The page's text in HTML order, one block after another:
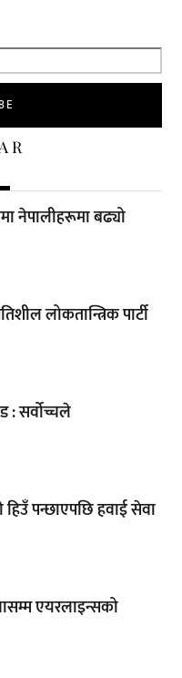
नेपालीहरूमा बढ्यो
लोकतान्त्रिक पार्टी
: सर्वोच्चले
पन्छाएपछि हवाई सेवा
एयरलाइन्सको